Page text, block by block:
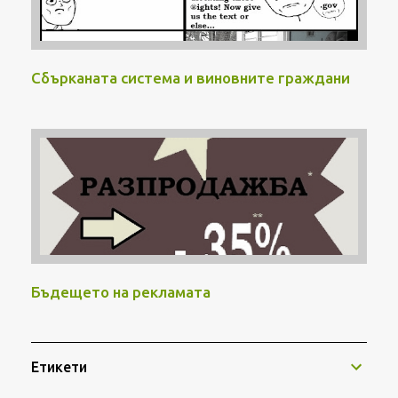
Сбърканата система и виновните граждани
Бъдещето на рекламата
Етикети